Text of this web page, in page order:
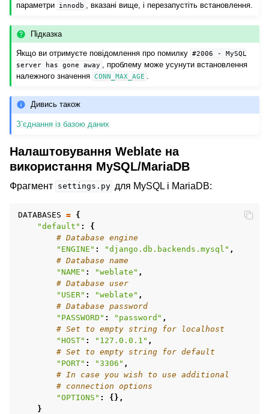
параметри
innodb , вказані вище, і перезапустіть встановлення.
Підказка
Якщо ви отримуєте повідомлення про помилку #2006 -
MySQL
server
has gone away
, проблему може усунути встановлення
належного значення
CONN_MAX_AGE
Дивись також
З’єднання із базою даних
Налаштовування Weblate на
використання MySQL/MariaDB
Фрагмент settings.py для MySQL і MariaDB:
DATABASES = {
"default" :
{
# Database engine
"ENGINE" : "django.db.backends.mysql" ,
# Database name
"NAME" : "weblate" ,
# Database user
"USER" : "weblate" ,
# Database password
"PASSWORD" : "password" ,
# Set to empty string for localhost
"HOST" : "127.0.0.1" ,
# Set to empty string for default
"PORT" : "3306" ,
# In case you wish to use additional
# connection options
"OPTIONS" :
{},
}